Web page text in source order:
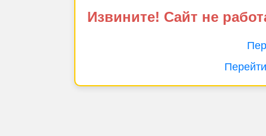
Извините! Сайт не